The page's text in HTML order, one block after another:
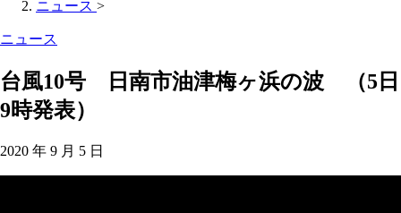
ニュース >
ニュース
台風10号 日南市油津梅ヶ浜の波 （5日
9時発表）
2020 年 9 月 5 日